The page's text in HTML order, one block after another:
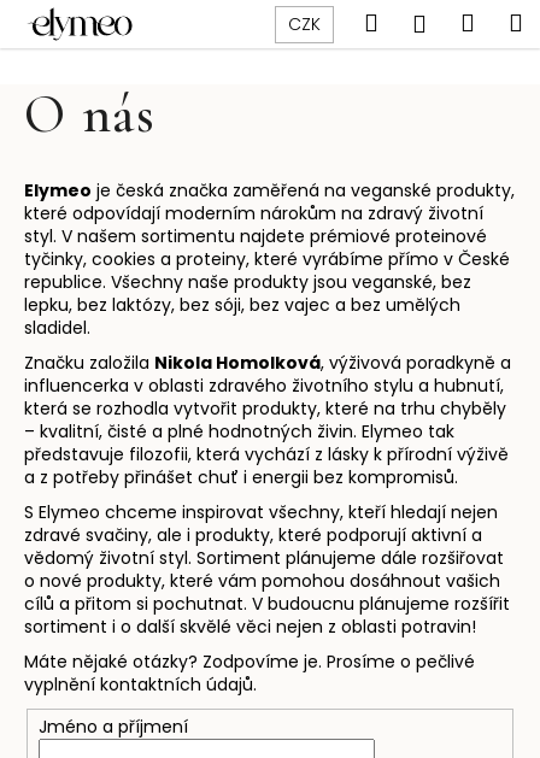
obsah
CZK Hledat
O nás
Elymeo je česká značka zaměřená na veganské produkty,
které odpovídají moderním nárokům na zdravý životní
styl. V našem sortimentu najdete prémiové proteinové
tyčinky, cookies a proteiny, které vyrábíme přímo v České
republice. Všechny naše produkty jsou veganské, bez
lepku, bez laktózy, bez sóji, bez vajec a bez umělých
sladidel.
Značku založila Nikola Homolková, výživová poradkyně a
influencerka v oblasti zdravého životního stylu a hubnutí,
která se rozhodla vytvořit produkty, které na trhu chyběly
– kvalitní, čisté a plné hodnotných živin. Elymeo tak
představuje filozofii, která vychází z lásky k přírodní výživě
a z potřeby přinášet chuť i energii bez kompromisů.
S Elymeo chceme inspirovat všechny, kteří hledají nejen
zdravé svačiny, ale i produkty, které podporují aktivní a
vědomý životní styl. Sortiment plánujeme dále rozšiřovat
o nové produkty, které vám pomohou dosáhnout vašich
cílů a přitom si pochutnat. V budoucnu plánujeme rozšířit
sortiment i o další skvělé věci nejen z oblasti potravin!
Máte nějaké otázky? Zodpovíme je. Prosíme o pečlivé
vyplnění kontaktních údajů.
Jméno a příjmení
o
C
p
o
t
ř
e
b
u
j
e
t
e
n
a
j
í
t
?